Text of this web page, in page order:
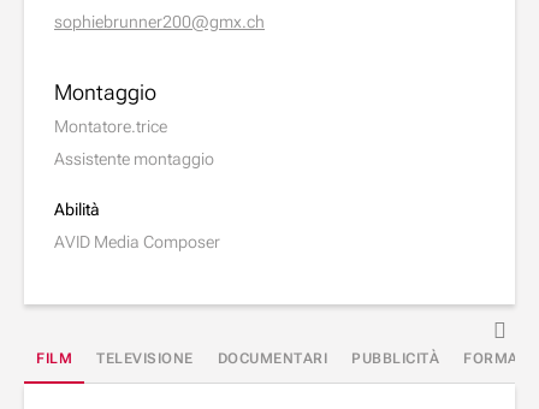
sophiebrunner200@gmx.ch
Montaggio
Montatore.trice
Assistente montaggio
Abilità
AVID Media Composer
FILM TELEVISIONE DOCUMENTARI PUBBLICITÀ